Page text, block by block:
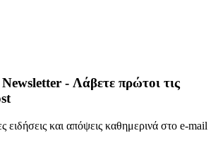
- Λάβετε πρώτοι τις
ειδήσεις και απόψεις καθημερινά στο e-mail